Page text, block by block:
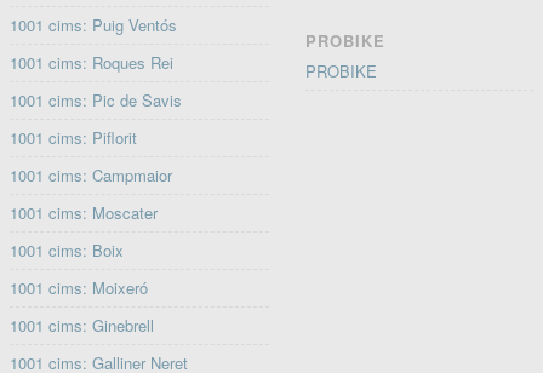
1001 cims: Puig Ventós
1001 cims: Roques Rei
1001 cims: Pic de Savis
1001 cims: Piflorit
1001 cims: Campmaior
1001 cims: Moscater
1001 cims: Boix
1001 cims: Moixeró
1001 cims: Ginebrell
1001 cims: Galliner Neret
PROBIKE
PROBIKE